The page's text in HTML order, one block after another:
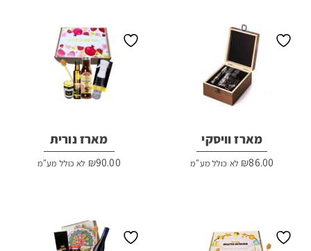
מארז וויסקי
₪86.00 לא כולל מע"מ
מארז נורית
₪90.00 לא כולל מע"מ